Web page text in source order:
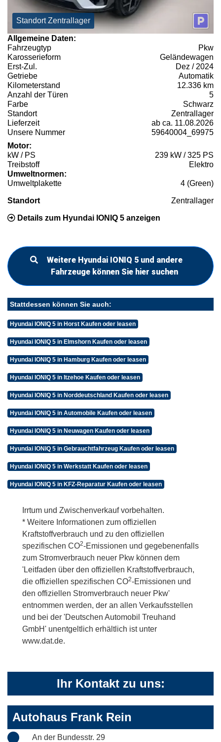
Standort Zentrallager
Allgemeine Daten:
Fahrzeugtyp
Pkw
Karosserieform
Geländewagen
Erst-Zul.
Dez / 2024
Getriebe
Automatik
Kilometerstand
12.336 km
Anzahl der Türen
5
Farbe
Schwarz
Standort
Zentrallager
Lieferzeit
ab ca. 11.08.2026
Unsere Nummer
59640004_69975
Motor:
kW / PS
239 kW / 325 PS
Treibstoff
Elektro
Umweltnormen:
Umweltplakette
4 (Green)
Standort Zentrallager
Details zum Hyundai IONIQ 5 anzeigen
Weitere Hyundai IONIQ 5 und andere
Fahrzeuge können Sie hier suchen
Stattdessen können Sie auch:
Hyundai IONIQ 5 in Horst Kaufen oder leasen
Hyundai IONIQ 5 in Elmshorn Kaufen oder leasen
Hyundai IONIQ 5 in Hamburg Kaufen oder leasen
Hyundai IONIQ 5 in Itzehoe Kaufen oder leasen
Hyundai IONIQ 5 in Norddeutschland Kaufen oder leasen
Hyundai IONIQ 5 in Automobile Kaufen oder leasen
Hyundai IONIQ 5 in Neuwagen Kaufen oder leasen
Hyundai IONIQ 5 in Gebrauchtfahrzeug Kaufen oder leasen
Hyundai IONIQ 5 in Werkstatt Kaufen oder leasen
Hyundai IONIQ 5 in KFZ-Reparatur Kaufen oder leasen
Irrtum und Zwischenverkauf vorbehalten.
* Weitere Informationen zum offiziellen
Kraftstoffverbrauch und zu den offiziellen
spezifischen CO2-Emissionen und gegebenenfalls
zum Stromverbrauch neuer Pkw können dem
'Leitfaden über den offiziellen Kraftstoffverbrauch,
die offiziellen spezifischen CO2-Emissionen und
den offiziellen Stromverbrauch neuer Pkw'
entnommen werden, der an allen Verkaufsstellen
und bei der 'Deutschen Automobil Treuhand
GmbH' unentgeltlich erhältlich ist unter
www.dat.de.
Ihr Kontakt zu uns:
Autohaus Frank Rein
An der Bundesstr. 29